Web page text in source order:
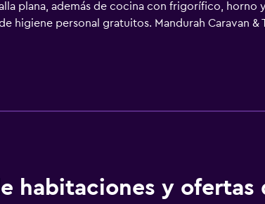
plana, además de cocina con frigorífico, horno
higiene personal gratuitos. Mandurah Caravan
artículos de higiene personal gratuitos. En centro
grande, placa de cocina y utensilios de
habitaciones y ofertas